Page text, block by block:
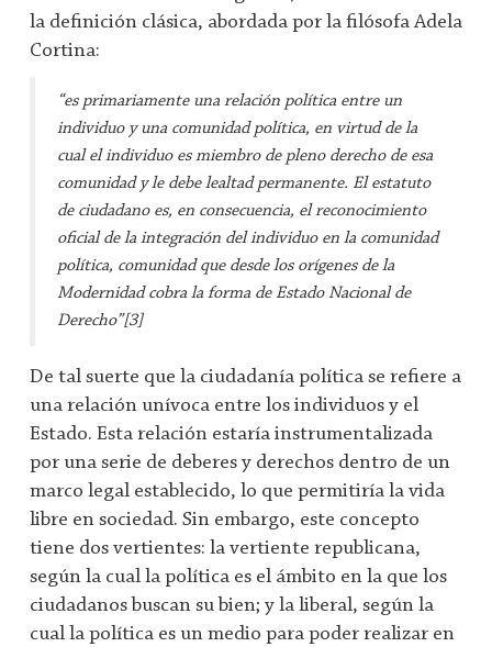
la definición clásica, abordada por la filósofa Adela
Cortina:
“es primariamente una relación política entre un
individuo y una comunidad política, en virtud de la
cual el individuo es miembro de pleno derecho de esa
comunidad y le debe lealtad permanente. El estatuto
de ciudadano es, en consecuencia, el reconocimiento
oficial de la integración del individuo en la comunidad
política, comunidad que desde los orígenes de la
Modernidad cobra la forma de Estado Nacional de
Derecho”[3]
De tal suerte que la ciudadanía política se refiere a
una relación unívoca entre los individuos y el
Estado. Esta relación estaría instrumentalizada
por una serie de deberes y derechos dentro de un
marco legal establecido, lo que permitiría la vida
libre en sociedad. Sin embargo, este concepto
tiene dos vertientes: la vertiente republicana,
según la cual la política es el ámbito en la que los
ciudadanos buscan su bien; y la liberal, según la
cual la política es un medio para poder realizar en